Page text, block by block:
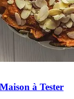
à Tester